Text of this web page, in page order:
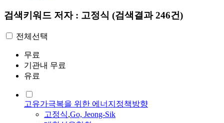
검색키워드 저자 : 고정식 (검색결과 246건)
전체선택
무료
기관내 무료
유료
고유가극복을 위한 에너지정책방향
고정식,Go, Jeong-Sik